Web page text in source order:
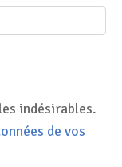
indésirables.
de vos